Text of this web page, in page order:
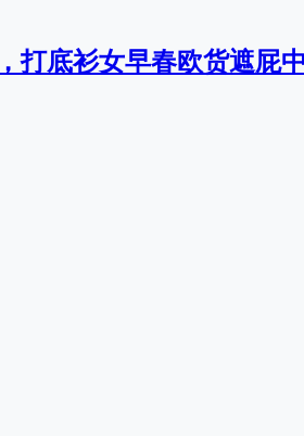
打底衫女早春欧货遮屁